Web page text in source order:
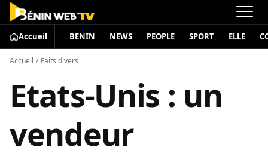
Accueil BENIN NEWS PEOPLE SPORT ELLE
Accueil / Faits divers
Etats-Unis : un
vendeur